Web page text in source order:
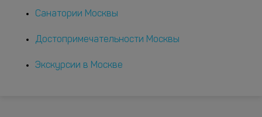
Санатории Москвы
Достопримечательности Москвы
Экскурсии в Москве